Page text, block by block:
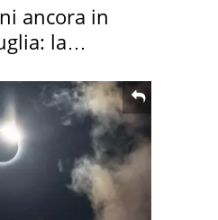
ancora in
la